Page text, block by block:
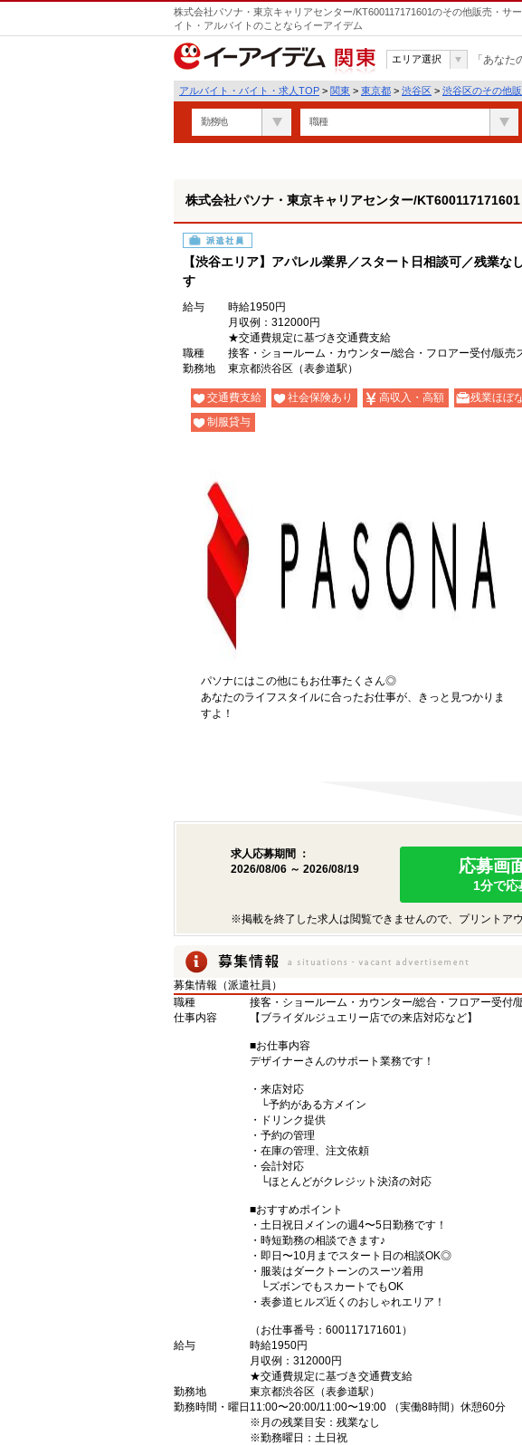
株式会社パソナ・東京キャリアセンター/KT600117171601のその他販売・サ
イト・アルバイトのことならイーアイデム
関東
エリア選択 「あな
アルバイト・バイト・求人TOP > 関東 > 東京都 > 渋谷区 > 渋谷区のその他
勤務地 職種
株式会社パソナ・東京キャリアセンター/KT600117171601
派遣社員
【渋谷エリア】アパレル業界／スタート日相談可／残業な
す
給与
時給1950円
月収例：312000円
★交通費規定に基づき交通費支給
職種
接客・ショールーム・カウンター/総合・フロアー受付/販売
勤務地
東京都渋谷区（表参道駅）
交通費支給 社会保険あり 高収入・高額 残業ほぼ
制服貸与
パソナにはこの他にもお仕事たくさん◎
あなたのライフスタイルに合ったお仕事が、きっと見つかりま
すよ！
求人応募期間 ：
2026/08/06 ～ 2026/08/19
応募画
1分で
※掲載を終了した求人は閲覧できませんので、プリントア
募集情報（派遣社員）
職種
接客・ショールーム・カウンター/総合・フロアー受付/
仕事内容
【ブライダルジュエリー店での来店対応など】
■お仕事内容
デザイナーさんのサポート業務です！
・来店対応
└予約がある方メイン
・ドリンク提供
・予約の管理
・在庫の管理、注文依頼
・会計対応
└ほとんどがクレジット決済の対応
■おすすめポイント
・土日祝日メインの週4〜5日勤務です！
・時短勤務の相談できます♪
・即日〜10月までスタート日の相談OK◎
・服装はダークトーンのスーツ着用
└ズボンでもスカートでもOK
・表参道ヒルズ近くのおしゃれエリア！
（お仕事番号：600117171601）
給与
時給1950円
月収例：312000円
★交通費規定に基づき交通費支給
勤務地
東京都渋谷区（表参道駅）
勤務時間・曜日 11:00〜20:00/11:00〜19:00 （実働8時間）休憩60分
※月の残業目安：残業なし
※勤務曜日：土日祝